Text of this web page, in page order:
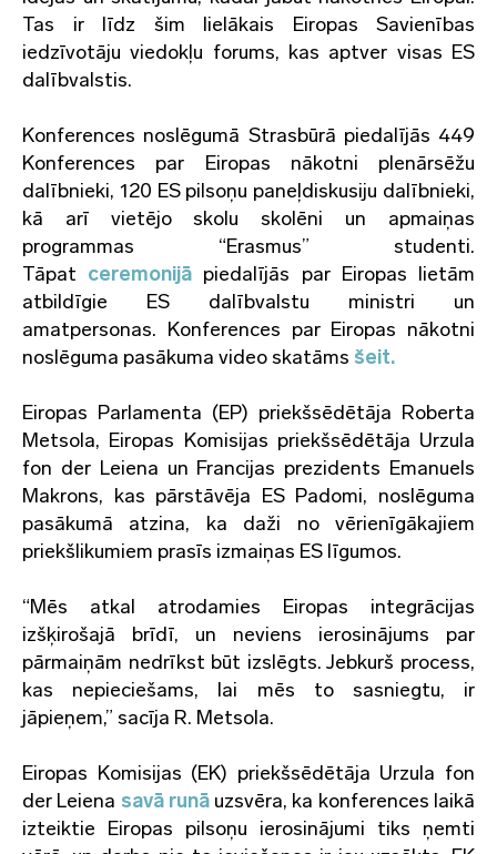
Tas ir līdz šim lielākais Eiropas Savienības
iedzīvotāju viedokļu forums, kas aptver visas ES
dalībvalstis.
Konferences noslēgumā Strasbūrā piedalījās 449
Konferences par Eiropas nākotni plenārsēžu
dalībnieki, 120 ES pilsoņu paneļdiskusiju dalībnieki,
kā arī vietējo skolu skolēni un apmaiņas
programmas “Erasmus” studenti.
Tāpat ceremonijā piedalījās par Eiropas lietām
atbildīgie ES dalībvalstu ministri un
amatpersonas. Konferences par Eiropas nākotni
noslēguma pasākuma video skatāms šeit.
Eiropas Parlamenta (EP) priekšsēdētāja Roberta
Metsola, Eiropas Komisijas priekšsēdētāja Urzula
fon der Leiena un Francijas prezidents Emanuels
Makrons, kas pārstāvēja ES Padomi, noslēguma
pasākumā atzina, ka daži no vērienīgākajiem
priekšlikumiem prasīs izmaiņas ES līgumos.
“Mēs atkal atrodamies Eiropas integrācijas
izšķirošajā brīdī, un neviens ierosinājums par
pārmaiņām nedrīkst būt izslēgts. Jebkurš process,
kas nepieciešams, lai mēs to sasniegtu, ir
jāpieņem,” sacīja R. Metsola.
Eiropas Komisijas (EK) priekšsēdētāja Urzula fon
der Leiena savā runāuzsvēra, ka konferences laikā
izteiktie Eiropas pilsoņu ierosinājumi tiks ņemti